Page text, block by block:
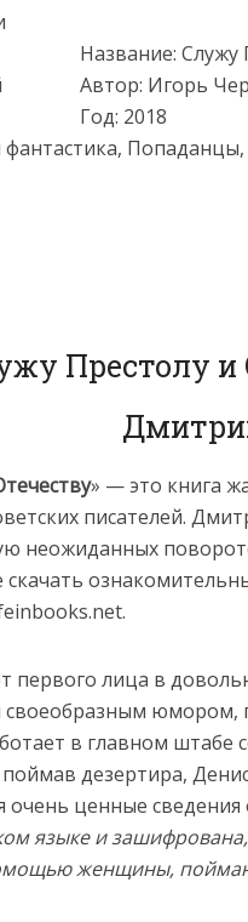
Название: Служу
Автор: Игорь
Год: 2018
Престолу и
» — это книга
писателей.
неожиданных
первого лица в
юмором,
в главном штабе
дезертира,
очень ценные
языке и
женщины,